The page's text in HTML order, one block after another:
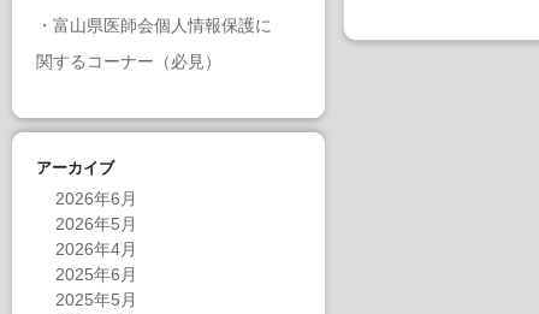
・ 富山県医師会個人情報保護に
関するコーナー（必見）
アーカイブ
2026年6月
2026年5月
2026年4月
2025年6月
2025年5月